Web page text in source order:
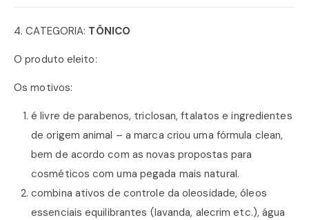
4. CATEGORIA: TÔNICO
O produto eleito:
Os motivos:
é livre de parabenos, triclosan, ftalatos e ingredientes
de origem animal – a marca criou uma fórmula clean,
bem de acordo com as novas propostas para
cosméticos com uma pegada mais natural.
combina ativos de controle da oleosidade, óleos
essenciais equilibrantes (lavanda, alecrim etc.), água